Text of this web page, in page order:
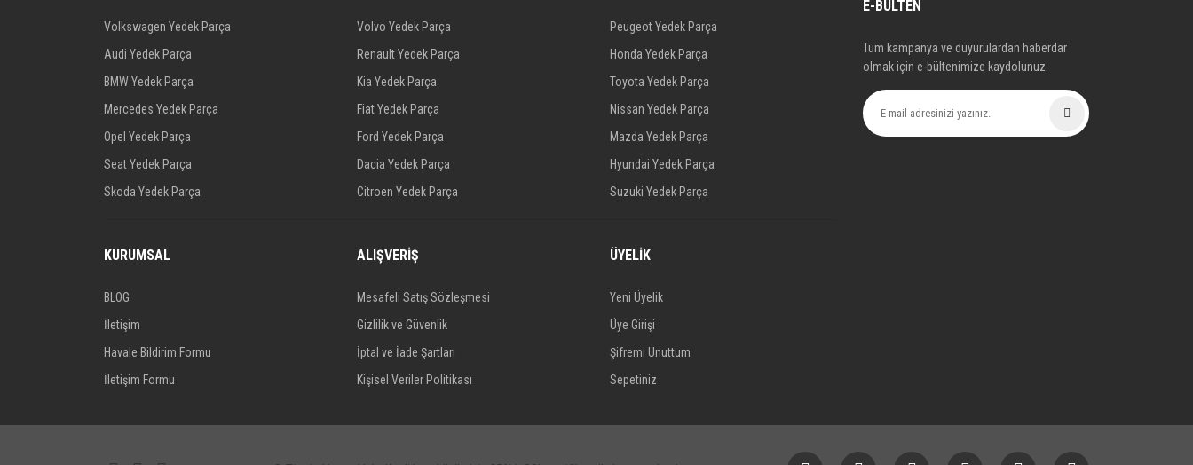
Volkswagen Yedek Parça
Audi Yedek Parça
BMW Yedek Parça
Mercedes Yedek Parça
Opel Yedek Parça
Seat Yedek Parça
Skoda Yedek Parça
Volvo Yedek Parça
Renault Yedek Parça
Kia Yedek Parça
Fiat Yedek Parça
Ford Yedek Parça
Dacia Yedek Parça
Citroen Yedek Parça
Peugeot Yedek Parça
Honda Yedek Parça
Toyota Yedek Parça
Nissan Yedek Parça
Mazda Yedek Parça
Hyundai Yedek Parça
Suzuki Yedek Parça
KURUMSAL
BLOG
İletişim
Havale Bildirim Formu
İletişim Formu
ALIŞVERİŞ
Mesafeli Satış Sözleşmesi
Gizlilik ve Güvenlik
İptal ve İade Şartları
Kişisel Veriler Politikası
ÜYELİK
Yeni Üyelik
Üye Girişi
Şifremi Unuttum
Sepetiniz
E-BÜLTEN
Tüm kampanya ve duyurulardan haberdar
olmak için e-bültenimize kaydolunuz.